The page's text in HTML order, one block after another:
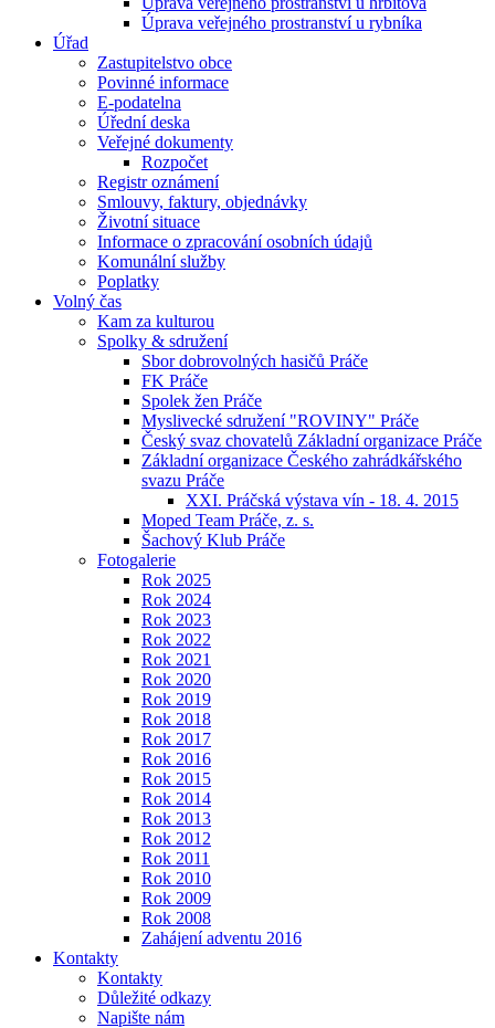
Úprava veřejného prostranství u rybníka
Úřad
Zastupitelstvo obce
Povinné informace
E-podatelna
Úřední deska
Veřejné dokumenty
Rozpočet
Registr oznámení
Smlouvy, faktury, objednávky
Životní situace
Informace o zpracování osobních údajů
Komunální služby
Poplatky
Volný čas
Kam za kulturou
Spolky & sdružení
Sbor dobrovolných hasičů Práče
FK Práče
Spolek žen Práče
Myslivecké sdružení "ROVINY" Práče
Český svaz chovatelů Základní organizace Práče
Základní organizace Českého zahrádkářského
svazu Práče
XXI. Práčská výstava vín - 18. 4. 2015
Moped Team Práče, z. s.
Šachový Klub Práče
Fotogalerie
Rok 2025
Rok 2024
Rok 2023
Rok 2022
Rok 2021
Rok 2020
Rok 2019
Rok 2018
Rok 2017
Rok 2016
Rok 2015
Rok 2014
Rok 2013
Rok 2012
Rok 2011
Rok 2010
Rok 2009
Rok 2008
Zahájení adventu 2016
Kontakty
Kontakty
Důležité odkazy
Napište nám